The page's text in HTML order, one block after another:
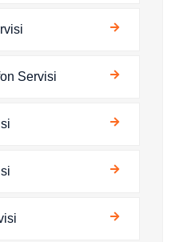
Servisi